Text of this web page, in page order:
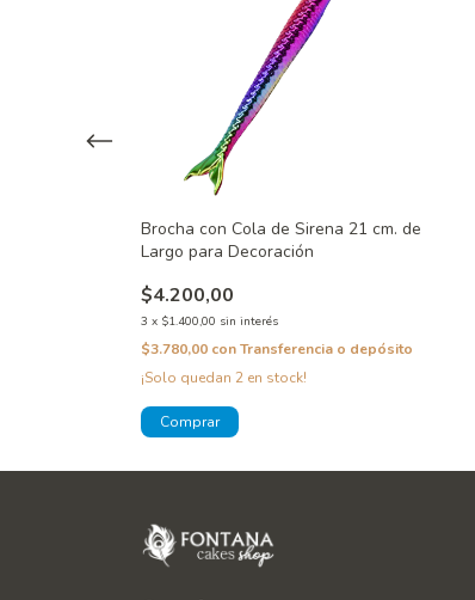
Brocha con Cola de Sirena 21 cm. de
Largo para Decoración
$4.200,00
3 x $1.400,00 sin interés
$3.780,00 conTransferencia o depósito
¡Solo quedan 2 en stock!